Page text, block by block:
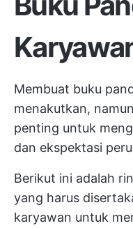
Membuat buku
menakutkan,
penting untuk
dan ekspektasi
Berikut ini adalah
yang harus
karyawan untuk